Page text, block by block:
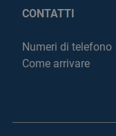
CONTATTI
Numeri di telefono
Come arrivare